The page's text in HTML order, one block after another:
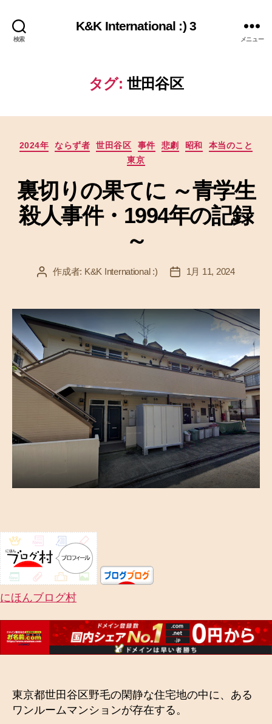
検索
K&K International :) 3
メニュー
タグ: 世田谷区
カ
テ
リ
ー
2024年 ならず者 世田谷区 事件 悲劇 昭和
本当のこと
東京
裏切りの果てに ～青学生
殺人事件・1994年の記録
～
投 作成者: K&K International :)
投
1月 11, 2024
にほんブログ村
東京都世田谷区野毛の閑静な住宅地の中に、ある
ワンルームマンションが存在する。